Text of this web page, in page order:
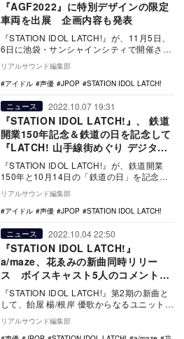
『AGF2022』に特別デザインの限定
車両を出展 企画内容も発表
『STATION IDOL LATCH!』が、11月5日、
6日に池袋・サンシャインシティで開催され
る『アニメイトガールズフェステ…
リアルサウンド編集部
アイドル
声優 JPOP STATION IDOL LATCH!
ニュース 2022.10.07 19:31
『STATION IDOL LATCH!』、 鉄道
開業150年記念＆鉄道の日を記念して
『LATCH! 山手線街めぐり デジタル
スタンプラリー』開催
『STATION IDOL LATCH!』が、鉄道開業
150年と10月14日の「鉄道の日」を記念し
た『LATCH!秋祭り』の展開…
リアルサウンド編集部
アイドル
声優 JPOP STATION IDOL LATCH!
ニュース 2022.10.04 22:50
『STATION IDOL LATCH!』
a/maze、花ゑみの新曲同時リリー
ス ボイスキャスト5人のコメントも
到着
『STATION IDOL LATCH!』第2期の新曲と
して、飴屋 楊/根岸 優歌からなるユニット・
a/maze（読み：アメイズ…
リアルサウンド編集部